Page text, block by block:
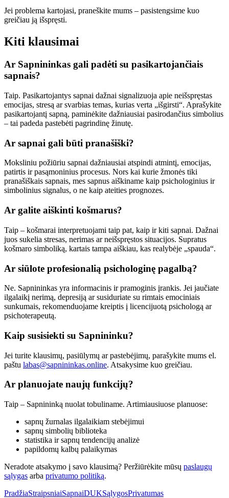
Jei problema kartojasi, praneškite mums – pasistengsime kuo
greičiau ją išspręsti.
Kiti klausimai
Ar Sapnininkas gali padėti su pasikartojančiais
sapnais?
Taip. Pasikartojantys sapnai dažnai signalizuoja apie neišspręstas
emocijas, stresą ar svarbias temas, kurias verta „išgirsti“. Aprašykite
pasikartojantį sapną, paminėkite dažniausiai pasirodančius simbolius
– tai padeda pastebėti pagrindinę žinutę.
Ar sapnai gali būti pranašiški?
Moksliniu požiūriu sapnai dažniausiai atspindi atmintį, emocijas,
patirtis ir pasąmoninius procesus. Nors kai kurie žmonės tiki
pranašiškais sapnais, mes sapnus aiškiname kaip psichologinius ir
simbolinius signalus, o ne kaip ateities prognozes.
Ar galite aiškinti košmarus?
Taip – košmarai interpretuojami taip pat, kaip ir kiti sapnai. Dažnai
juos sukelia stresas, nerimas ar neišspręstos situacijos. Supratus
košmaro simboliką, kartais tampa aiškiau, kas realybėje „spauda“.
Ar siūlote profesionalią psichologinę pagalbą?
Ne. Sapnininkas yra informacinis ir pramoginis įrankis. Jei jaučiate
ilgalaikį nerimą, depresiją ar susiduriate su rimtais emociniais
sunkumais, rekomenduojame kreiptis į licencijuotą psichologą ar
psichoterapeutą.
Kaip susisiekti su Sapnininku?
Jei turite klausimų, pasiūlymų ar pastebėjimų, parašykite mums el.
paštu labas@sapnininkas.online. Atsakysime kuo greičiau.
Ar planuojate naujų funkcijų?
Taip – Sapnininką nuolat tobuliname. Artimiausiuose planuose:
sapnų žurnalas ilgalaikiam stebėjimui
sapnų simbolių biblioteka
statistika ir sapnų tendencijų analizė
papildomų kalbų palaikymas
Neradote atsakymo į savo klausimą? Peržiūrėkite mūsų paslaugų
sąlygas arba privatumo politiką.
PradžiaStraipsniaiSapnaiDUKSąlygosPrivatumas